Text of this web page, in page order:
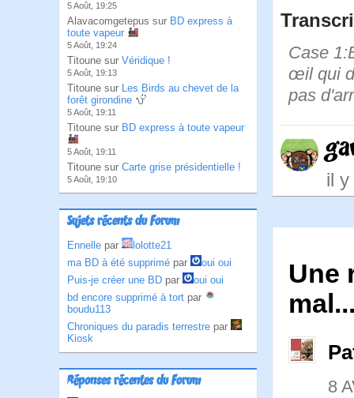
5 Août, 19:25
Alavacomgetepus sur BD express à
toute vapeur
5 Août, 19:24
Titoune sur Véridique !
5 Août, 19:13
Titoune sur Les Birds au chevet de la
forêt girondine
5 Août, 19:11
Titoune sur BD express à toute vapeur
5 Août, 19:11
Titoune sur Carte grise présidentielle !
5 Août, 19:10
Sujets récents du Forum
Ennelle par
lolotte21
ma BD à été supprimé par
oui oui
Puis-je créer une BD par
oui oui
bd encore supprimé à tort par
boudu113
Chroniques du paradis terrestre par
Kiosk
Réponses récentes du Forum
Case
œil qui
pas
il
Une
8